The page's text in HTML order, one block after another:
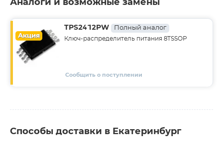
Аналоги и возможные замены
Акция
TPS2412PW Полный аналог
Ключ-распределитель питания 8TSSOP
Сообщить о поступлении
Способы доставки в Екатеринбург